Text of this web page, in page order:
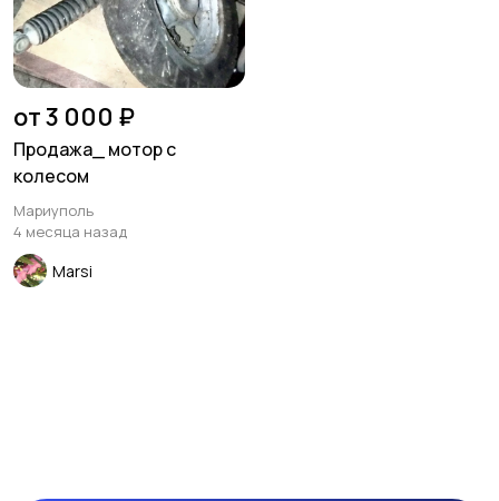
от 3 000 ₽
Продажа_ мотор с
колесом
Мариуполь
4 месяца назад
Marsi